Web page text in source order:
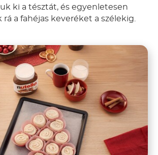
ki a tésztát, és egyenletesen
rá a fahéjas keveréket a szélekig.